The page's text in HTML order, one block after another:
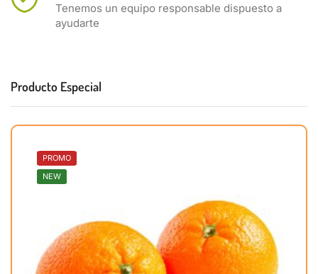
Tenemos un equipo responsable dispuesto a
ayudarte
Producto Especial
PROMO
NEW